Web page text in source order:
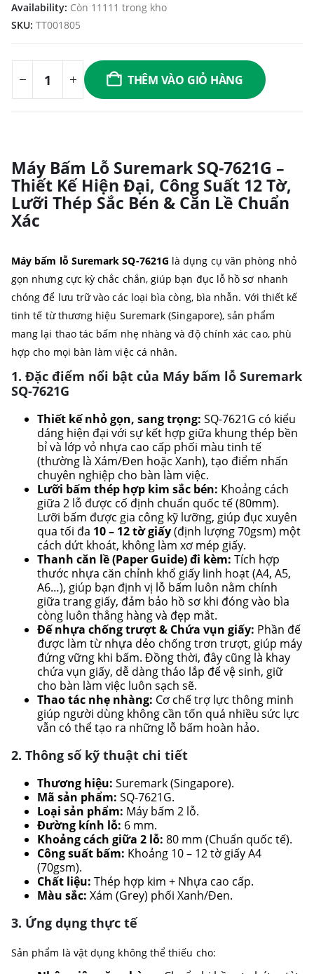
Availability: Còn 11111 trong kho
SKU: TT001805
THÊM VÀO GIỎ HÀNG
Máy Bấm Lỗ Suremark SQ-7621G –
Thiết Kế Hiện Đại, Công Suất 12 Tờ,
Lưỡi Thép Sắc Bén & Căn Lề Chuẩn
Xác
Máy bấm lỗ Suremark SQ-7621G là dụng cụ văn phòng nhỏ
gọn nhưng cực kỳ chắc chắn, giúp bạn đục lỗ hồ sơ nhanh
chóng để lưu trữ vào các loại bìa còng, bìa nhẫn. Với thiết kế
tinh tế từ thương hiệu Suremark (Singapore), sản phẩm
mang lại thao tác bấm nhẹ nhàng và độ chính xác cao, phù
hợp cho mọi bàn làm việc cá nhân.
1. Đặc điểm nổi bật của Máy bấm lỗ Suremark
SQ-7621G
Thiết kế nhỏ gọn, sang trọng: SQ-7621G có kiểu
dáng hiện đại với sự kết hợp giữa khung thép bền
bỉ và lớp vỏ nhựa cao cấp phối màu tinh tế
(thường là Xám/Đen hoặc Xanh), tạo điểm nhấn
chuyên nghiệp cho bàn làm việc.
Lưỡi bấm thép hợp kim sắc bén: Khoảng cách
giữa 2 lỗ được cố định chuẩn quốc tế (80mm).
Lưỡi bấm được gia công kỹ lưỡng, giúp đục xuyên
qua tối đa 10 – 12 tờ giấy(định lượng 70gsm) một
cách dứt khoát, không làm xơ mép giấy.
Thanh căn lề (Paper Guide) đi kèm: Tích hợp
thước nhựa căn chỉnh khổ giấy linh hoạt (A4, A5,
A6…), giúp bạn định vị lỗ bấm luôn nằm chính
giữa trang giấy, đảm bảo hồ sơ khi đóng vào bìa
còng luôn thẳng hàng và đẹp mắt.
Đế nhựa chống trượt & Chứa vụn giấy: Phần đế
được làm từ nhựa dẻo chống trơn trượt, giúp máy
đứng vững khi bấm. Đồng thời, đây cũng là khay
chứa vụn giấy, dễ dàng tháo lắp để vệ sinh, giữ
cho bàn làm việc luôn sạch sẽ.
Thao tác nhẹ nhàng: Cơ chế trợ lực thông minh
giúp người dùng không cần tốn quá nhiều sức lực
vẫn có thể tạo ra những lỗ bấm hoàn hảo.
2. Thông số kỹ thuật chi tiết
Thương hiệu: Suremark (Singapore).
Mã sản phẩm: SQ-7621G.
Loại sản phẩm: Máy bấm 2 lỗ.
Đường kính lỗ: 6 mm.
Khoảng cách giữa 2 lỗ: 80 mm (Chuẩn quốc tế).
Công suất bấm: Khoảng 10 – 12 tờ giấy A4
(70gsm).
Chất liệu: Thép hợp kim + Nhựa cao cấp.
Màu sắc: Xám (Grey) phối Xanh/Đen.
3. Ứng dụng thực tế
Sản phẩm là vật dụng không thể thiếu cho: